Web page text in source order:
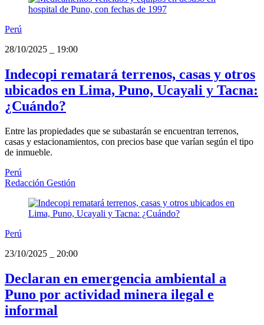
Perú
28/10/2025
19:00
Indecopi rematará terrenos, casas y otros
ubicados en Lima, Puno, Ucayali y Tacna:
¿Cuándo?
Entre las propiedades que se subastarán se encuentran terrenos,
casas y estacionamientos, con precios base que varían según el tipo
de inmueble.
Perú
Redacción Gestión
Perú
23/10/2025
20:00
Declaran en emergencia ambiental a
Puno por actividad minera ilegal e
informal